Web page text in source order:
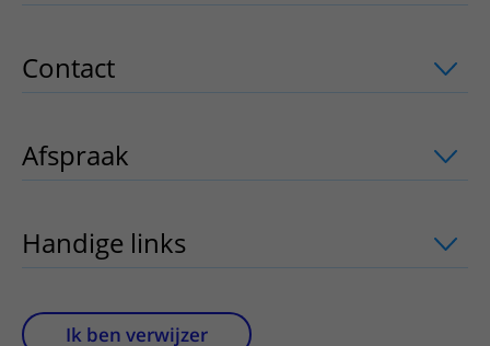
Contact uitklapper, klik om te openen
Afspraak uitklapper, klik om te openen
Handige links uitklapper, klik om te
Ik ben verwijzer